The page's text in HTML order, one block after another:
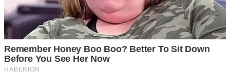
ทุกเครื่องดื่มสมุนไพร สามารถเติมน้ำตาลเพื่อเพิ่มรสชาติให้
ถูกปากได้ แต่ไม่ควรเติมมากจนเกินไป เพราะจะเป็นผลเสียต่อ
ร่างกายมากกว่า ดื่มเป็นประจำทุกวัน จะให้ผลดีต่อร่างกายที่คุณ
คาดไม่ถึง
ขอขอบคุณที่มา Postsod